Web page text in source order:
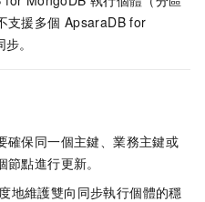
支援多個 ApsaraDB for
。
確保同一個主鍵、業務主鍵或
點進行更新。
地維護雙向同步執行個體的穩